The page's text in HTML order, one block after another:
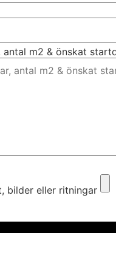
m2 & önskat
bilder eller ritningar